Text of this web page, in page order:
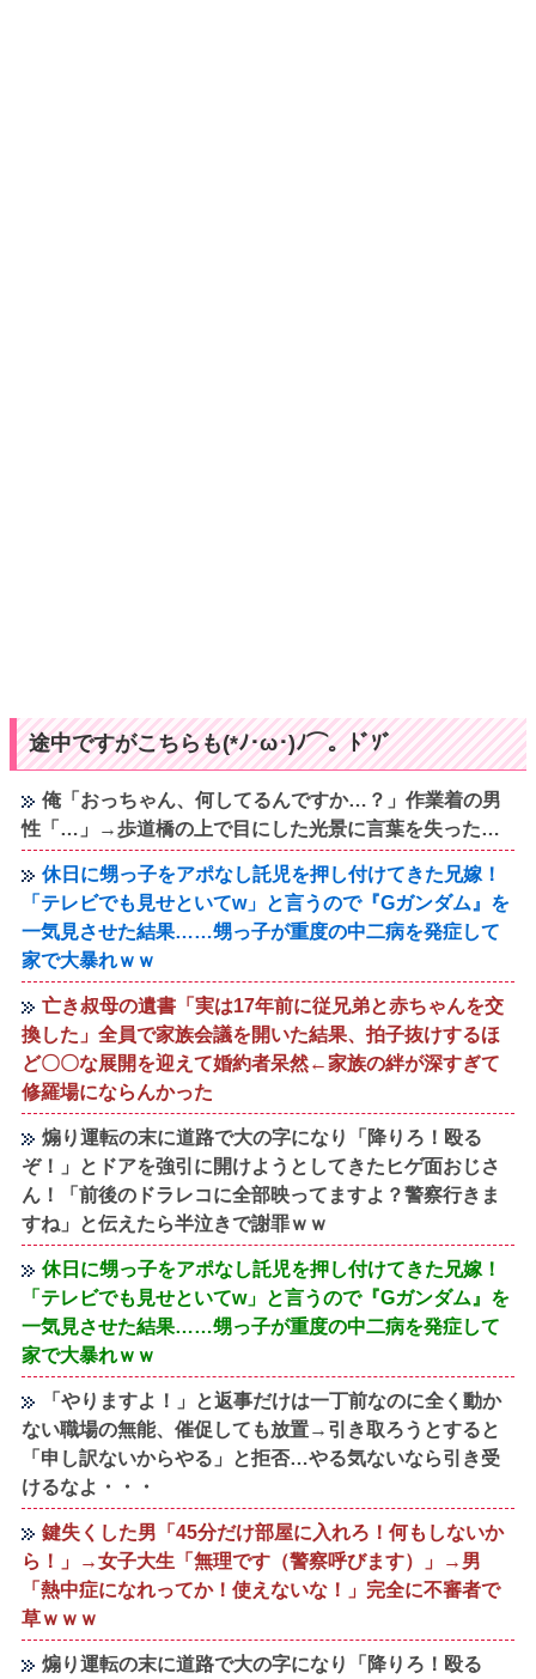
途中ですがこちらも(*ﾉ･ω･)ﾉ⌒。ﾄﾞｿﾞ
俺「おっちゃん、何してるんですか…？」作業着の男
性「…」→歩道橋の上で目にした光景に言葉を失った…
休日に甥っ子をアポなし託児を押し付けてきた兄嫁！
「テレビでも見せといてw」と言うので『Gガンダム』を
一気見させた結果……甥っ子が重度の中二病を発症して
家で大暴れｗｗ
亡き叔母の遺書「実は17年前に従兄弟と赤ちゃんを交
換した」全員で家族会議を開いた結果、拍子抜けするほ
ど〇〇な展開を迎えて婚約者呆然←家族の絆が深すぎて
修羅場にならんかった
煽り運転の末に道路で大の字になり「降りろ！殴る
ぞ！」とドアを強引に開けようとしてきたヒゲ面おじさ
ん！「前後のドラレコに全部映ってますよ？警察行きま
すね」と伝えたら半泣きで謝罪ｗｗ
休日に甥っ子をアポなし託児を押し付けてきた兄嫁！
「テレビでも見せといてw」と言うので『Gガンダム』を
一気見させた結果……甥っ子が重度の中二病を発症して
家で大暴れｗｗ
「やりますよ！」と返事だけは一丁前なのに全く動か
ない職場の無能、催促しても放置→引き取ろうとすると
「申し訳ないからやる」と拒否…やる気ないなら引き受
けるなよ・・・
鍵失くした男「45分だけ部屋に入れろ！何もしないか
ら！」→女子大生「無理です（警察呼びます）」→男
「熱中症になれってか！使えないな！」完全に不審者で
草ｗｗｗ
煽り運転の末に道路で大の字になり「降りろ！殴る